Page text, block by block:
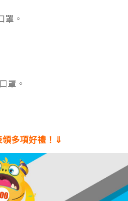
罩。
罩。
多項好禮！⇓